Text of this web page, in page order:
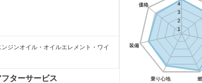
ジンオイル・オイルエレメント・ワイ
ターサービス 乗り心地
装備
価格
1
2
3
4
乗り心地
装備
価格
1
2
3
4